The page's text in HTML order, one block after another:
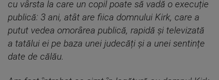
cu vârsta la care un copil poate să vadă o execuție
publică: 3 ani, atât are fiica domnului Kirk, care a
putut vedea omorârea publică, rapidă și televizată
a tatălui ei pe baza unei judecăți și a unei sentințe
date de călău.